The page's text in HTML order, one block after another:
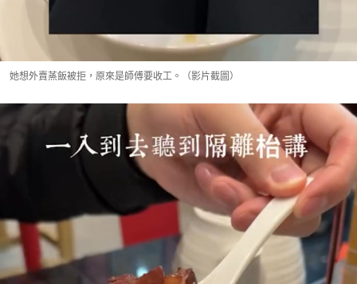
她想外賣蒸飯被拒，原來是師傅要收工。（影片截圖）